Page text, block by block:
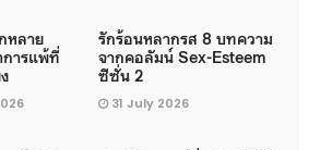
หลาย
การแพ้ที่
รักร้อนหลากรส 8 บทความ
จากคอลัมน์ Sex-Esteem
ซีซั่น 2
31 July 2026